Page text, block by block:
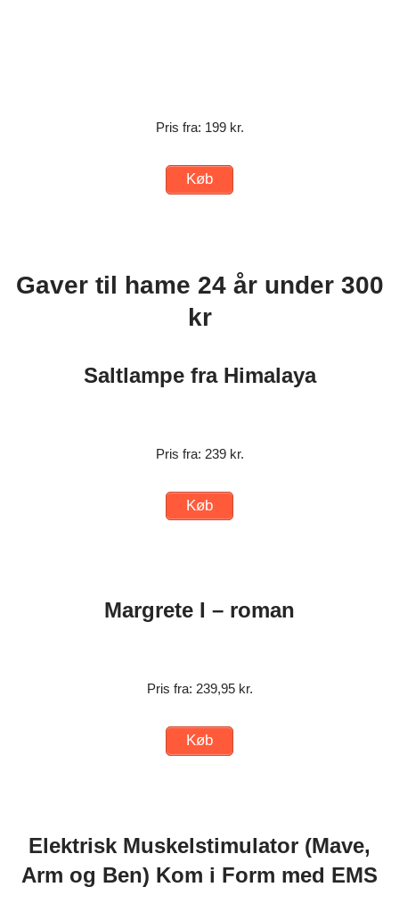
Pris fra: 199 kr.
Køb
Gaver til hame 24 år under 300
kr
Saltlampe fra Himalaya
Pris fra: 239 kr.
Køb
Margrete I – roman
Pris fra: 239,95 kr.
Køb
Elektrisk Muskelstimulator (Mave,
Arm og Ben) Kom i Form med EMS